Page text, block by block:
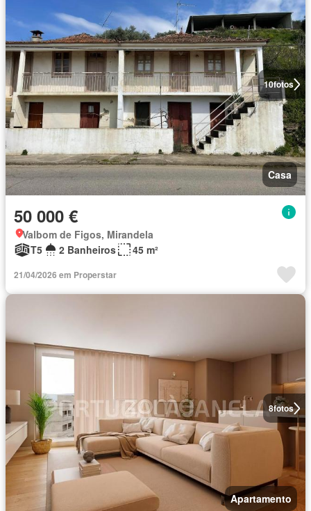
10fotos
Casa
50 000 €
Valbom de Figos, Mirandela
T5
2 Banheiros 45 m²
21/04/2026 em Properstar
8fotos
Apartamento